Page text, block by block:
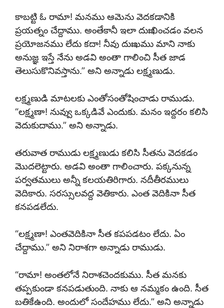
కాబట్టి ఓ రామా! మనము ఆమెను వెదకడానికి
ప్రయత్నం చేద్దాము. అంతేకానీ ఇలా దుఃఖించడం వలన
ప్రయోజనము లేదు కదా! నీవు దుఃఖము మాని నాకు
అనుజ్ఞ ఇస్తే నేను అడవి అంతా గాలించి సీత జాడ
తెలుసుకొనివస్తాను.” అని అన్నాడు లక్ష్మణుడు.
లక్ష్మణుడి మాటలకు ఎంతోసంతోషించాడు రాముడు.
“లక్ష్మణా! నువ్వు ఒక్కడివే ఎందుకు. మనం ఇద్దరం కలిసి
వెదుకుదాము.” అని అన్నాడు.
తరువాత రాముడు లక్ష్మణుడు కలిసి సీతను వెదకడం
మొదలెట్టారు. అడవి అంతా గాలించారు. పక్కనున్న
పర్వతములు అన్నీ కలయతిరిగారు. నదీతీరములు
వెదికారు. సరస్సులవద్ద వెతికారు. ఎంత వెదికినా సీత
కనపడలేదు.
“లక్ష్మణా! ఎంతవెదికినా సీత కపపడటం లేదు. ఏం
చేద్దాము.” అని నిరాశగా అన్నాడు రాముడు.
“రామా! అంతలోనే నిరాశచెందకుము. సీత మనకు
తప్పకుండా కనపడుతుంది. నాకు ఆ నమ్మకం ఉంది. సీత
బతికేఉంది. అందులో సందేహము లేదు.” అని అన్నాడు